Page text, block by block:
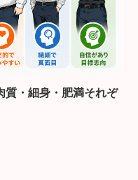
質・細身・肥満それぞ